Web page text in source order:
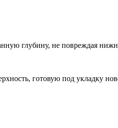
глубину, не повреждая
готовую под укладку